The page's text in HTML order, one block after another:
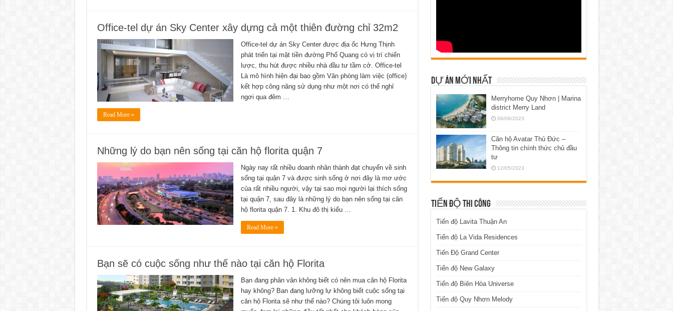
Office-tel dự án Sky Center xây dựng cả một thiên đường chỉ 32m2
Office-tel dự án Sky Center được địa ốc Hưng Thịnh
phát triển tại mặt tiền đường Phổ Quang có vị trí chiến
lược, thu hút được nhiều nhà đầu tư tầm cở. Office-tel
Là mô hình hiện đại bao gồm Văn phòng làm việc (office)
kết hợp công năng sử dụng như một nơi có thể nghỉ
ngơi qua đêm …
Read More »
Những lý do bạn nên sống tại căn hộ florita quận 7
Ngày nay rất nhiều doanh nhân thành đạt chuyển về sinh
sống tại quận 7 và được sinh sống ở nơi đây là mơ ước
của rất nhiều người, vậy tại sao mọi người lại thích sống
tại quận 7, sau đây là những lý do bạn nên sống tại căn
hộ florita quận 7. 1. Khu đô thị kiểu …
Read More »
Bạn sẽ có cuộc sống như thế nào tại căn hộ Florita
Bạn đang phân vân không biết có nên mua căn hộ Florita
hay không? Ban đang lưỡng lự không biết cuộc sống tại
căn hộ Florita sẽ như thế nào? Chúng tôi luôn mong
DỰ ÁN MỚI NHẤT
Merryhome Quy Nhơn | Marina
district Merry Land
08/08/2023
Căn hộ Avatar Thủ Đức –
Thông tin chính thức chủ đầu
tư
12/05/2023
TIẾN ĐỘ THI CÔNG
Tiến độ Lavita Thuận An
Tiến độ La Vida Residences
Tiến Độ Grand Center
Tiến độ New Galaxy
Tiến độ Biên Hòa Universe
Tiến độ Quy Nhơn Melody